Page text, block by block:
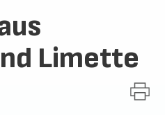
Limette